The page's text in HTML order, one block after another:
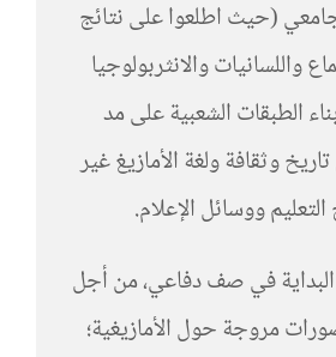
(حيث اطلعوا على نتائج
واللسانيات والانثربولوجيا
الطبقات الشعبية على مد
وثقافة ولغة الأمازيغ غير
التعليم ووسائل الإعلام.
في صف دفاعي، من أجل
مروجة حول الأمازيغية؛